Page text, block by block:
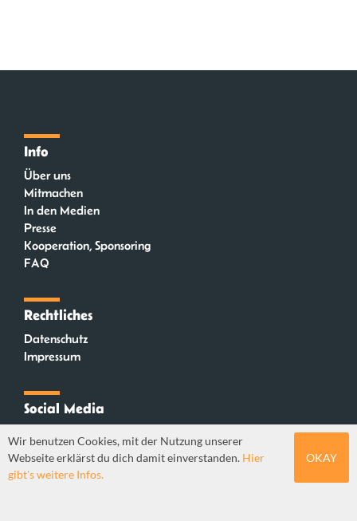
Info
Über uns
Mitmachen
In den Medien
Presse
Kooperation, Sponsoring
FAQ
Rechtliches
Datenschutz
Impressum
Social Media
Mastodon
Wir benutzen Cookies, mit der Nutzung unserer
Webseite erklärst du dich damit einverstanden. Hier
gibt's weitere Infos.
OKAY